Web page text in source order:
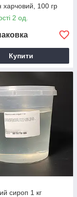
харчовий, 100 гр
2 од.
Купити
сироп 1 кг